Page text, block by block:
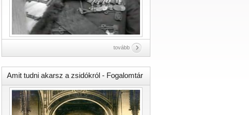
tovább
Amit tudni akarsz a zsidókról - Fogalomtár